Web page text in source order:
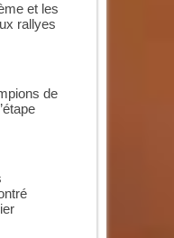
et les
rallyes
de